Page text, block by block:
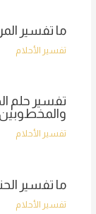
ما تفسير
تفسير الأحلام
تفسير حلم
تفسير الأحلام
ما تفسير
تفسير الأحلام